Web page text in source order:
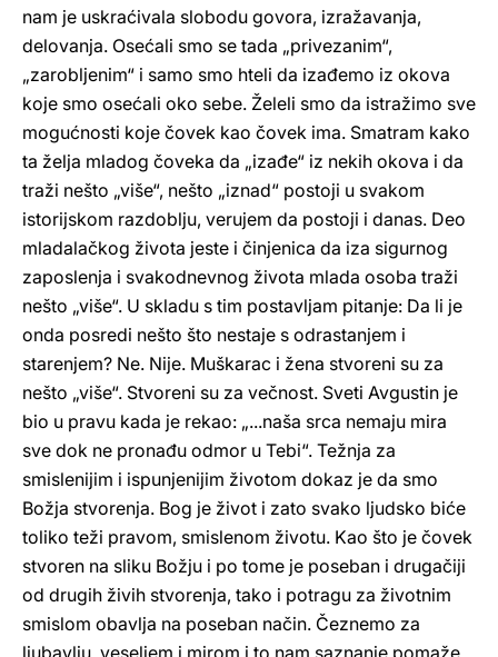
nam je uskraćivala slobodu govora, izražavanja,
delovanja. Osećali smo se tada „privezanim“,
„zarobljenim“ i samo smo hteli da izađemo iz okova
koje smo osećali oko sebe. Želeli smo da istražimo sve
mogućnosti koje čovek kao čovek ima. Smatram kako
ta želja mladog čoveka da „izađe“ iz nekih okova i da
traži nešto „više“, nešto „iznad“ postoji u svakom
istorijskom razdoblju, verujem da postoji i danas. Deo
mladalačkog života jeste i činjenica da iza sigurnog
zaposlenja i svakodnevnog života mlada osoba traži
nešto „više“. U skladu s tim postavljam pitanje: Da li je
onda posredi nešto što nestaje s odrastanjem i
starenjem? Ne. Nije. Muškarac i žena stvoreni su za
nešto „više“. Stvoreni su za večnost. Sveti Avgustin je
bio u pravu kada je rekao: „...naša srca nemaju mira
sve dok ne pronađu odmor u Tebi“. Težnja za
smislenijim i ispunjenijim životom dokaz je da smo
Božja stvorenja. Bog je život i zato svako ljudsko biće
toliko teži pravom, smislenom životu. Kao što je čovek
stvoren na sliku Božju i po tome je poseban i drugačiji
od drugih živih stvorenja, tako i potragu za životnim
smislom obavlja na poseban način. Čeznemo za
ljubavlju, veseljem i mirom i to nam saznanje pomaže